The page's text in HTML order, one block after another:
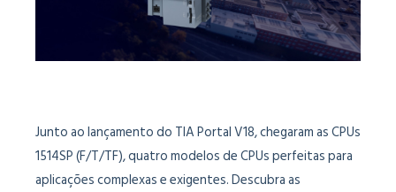
Junto ao lançamento do TIA Portal V18, chegaram as CPUs
1514SP (F/T/TF), quatro modelos de CPUs perfeitas para
aplicações complexas e exigentes. Descubra as